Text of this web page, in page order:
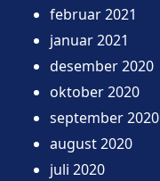
februar 2021
januar 2021
desember 2020
oktober 2020
september 2020
august 2020
juli 2020